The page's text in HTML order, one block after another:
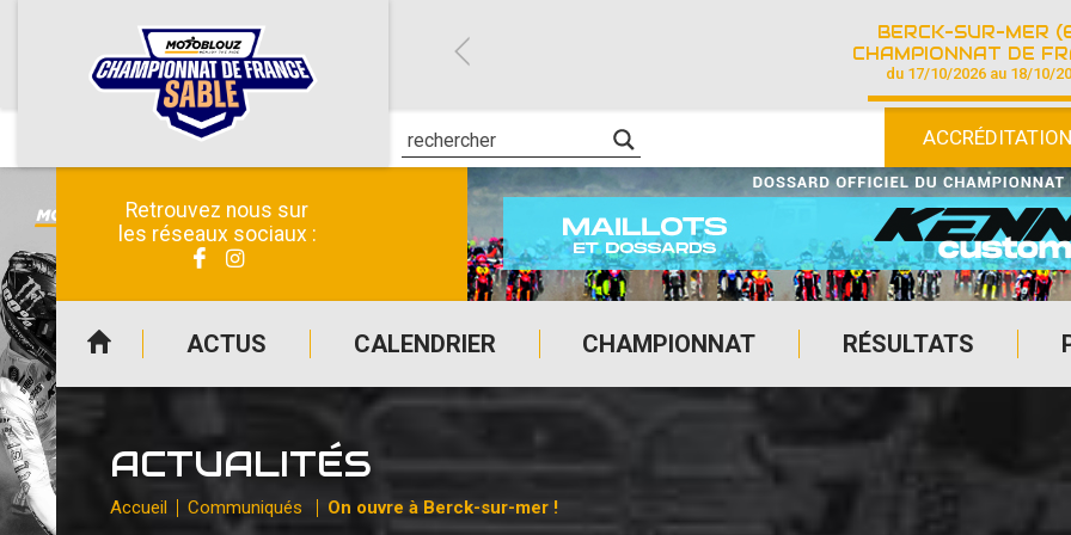
Retrouvez nous sur
les réseaux sociaux :
ACTUS CALENDRIER CHAMPIONNAT RÉSULTATS
BERCK-SUR-MER
CHAMPIONNAT DE FRANCE DE COURSE
du 17/10/2026 au 18/10/
ACTUALITÉS
Accueil Communiqués On ouvre à Berck-sur-mer !